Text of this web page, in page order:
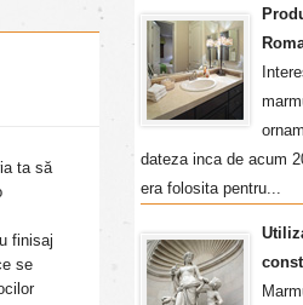
ta să
finisaj
se
dateza inca de acum
era folosita pentru...